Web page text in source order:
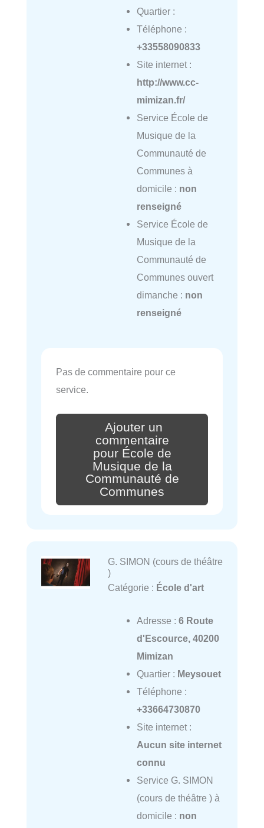
Quartier :
Téléphone :
+33558090833
Site internet :
http://www.cc-
mimizan.fr/
Service École de
Musique de la
Communauté de
Communes à
domicile : non
renseigné
Service École de
Musique de la
Communauté de
Communes ouvert
dimanche : non
renseigné
Pas de commentaire pour ce
service.
Ajouter un
commentaire
pour École de
Musique de la
Communauté de
Communes
G. SIMON (cours de théâtre
)
Catégorie : École d'art
Adresse : 6 Route
d'Escource, 40200
Mimizan
Quartier : Meysouet
Téléphone :
+33664730870
Site internet :
Aucun site internet
connu
Service G. SIMON
(cours de théâtre ) à
domicile : non